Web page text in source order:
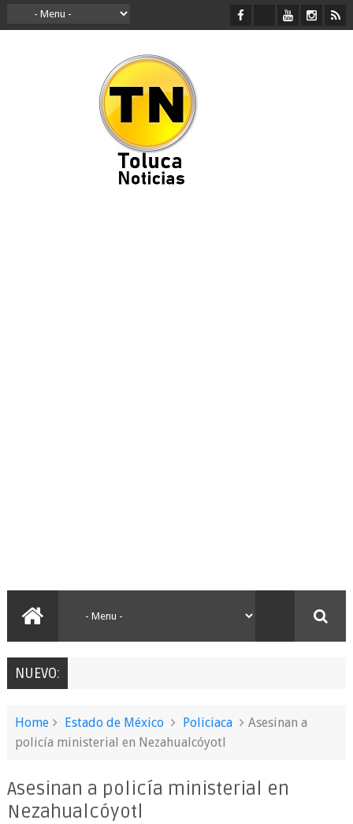
NUEVO:
Home Estado de México Policiaca
Asesinan a
policía ministerial en Nezahualcóyotl
Asesinan a policía ministerial en
Nezahualcóyotl